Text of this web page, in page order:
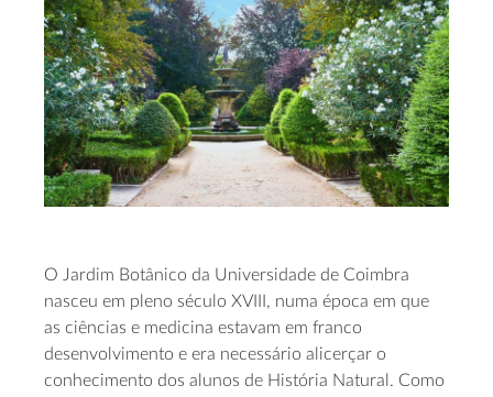
O Jardim Botânico da Universidade de Coimbra
nasceu em pleno século XVIII, numa época em que
as ciências e medicina estavam em franco
desenvolvimento e era necessário alicerçar o
conhecimento dos alunos de História Natural. Como